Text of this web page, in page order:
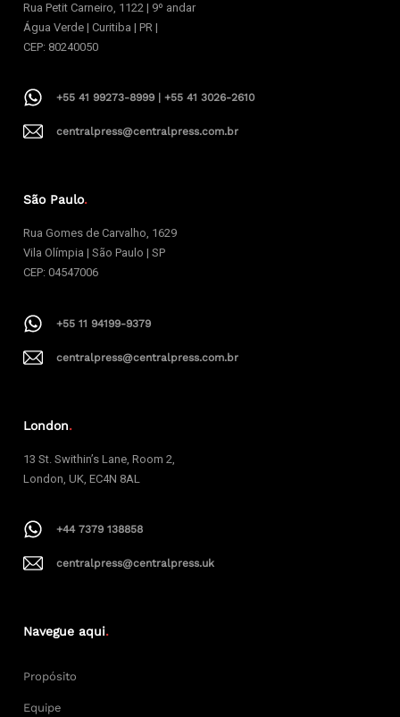
Rua Petit Carneiro, 1122 | 9º andar
Água Verde | Curitiba | PR |
CEP: 80240050
+55 41 99273-8999 | +55 41 3026-2610
centralpress@centralpress.com.br
São Paulo.
Rua Gomes de Carvalho, 1629
Vila Olímpia | São Paulo | SP
CEP: 04547006
+55 11 94199-9379
centralpress@centralpress.com.br
London.
13 St. Swithin’s Lane, Room 2,
London, UK, EC4N 8AL
+44 7379 138858
centralpress@centralpress.uk
Navegue aqui.
Propósito
Equipe